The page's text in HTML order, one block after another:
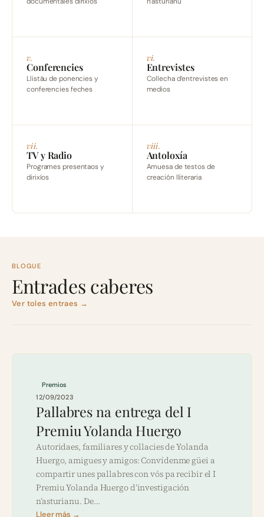
v.
Conferencies
Llistáu de ponencies y
conferencies feches
vi.
Entrevistes
Collecha d’entrevistes en
medios
vii.
TV y Radio
Programes presentaos y
dirixíos
viii.
Antoloxía
Amuesa de testos de
creación lliteraria
BLOGUE
Entrades caberes
Ver toles entraes →
Premios
12/09/2023
Pallabres na entrega del I
Premiu Yolanda Huergo
Autoridaes, familiares y collacies de Yolanda
Huergo, amigues y amigos: Convídenme güei a
compartir unes pallabres con vós pa recibir el I
Premiu Yolanda Huergo d’investigación
n’asturianu. De…
Lleer más →